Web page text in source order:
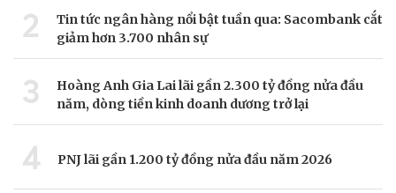
2
Tin tức ngân hàng nổi bật tuần qua: Sacombank cắt
giảm hơn 3.700 nhân sự
3
Hoàng Anh Gia Lai lãi gần 2.300 tỷ đồng nửa đầu
năm, dòng tiền kinh doanh dương trở lại
4 PNJ lãi gần 1.200 tỷ đồng nửa đầu năm 2026